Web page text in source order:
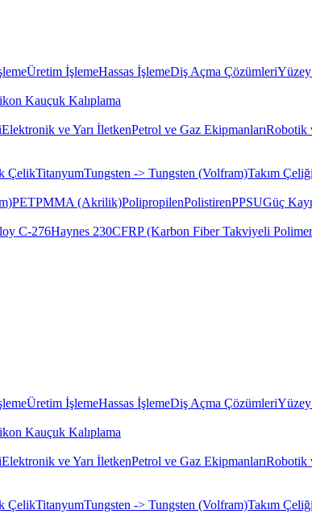
Üretim İşlemeHassas İşlemeDiş Açma Çözümleri
Kauçuk Kalıplama
Elektronik ve Yarı İletkenPetrol ve Gaz EkipmanlarıRobotik
ÇelikTitanyumTungsten -> Tungsten (Volfram)Takım Çeliği
PETPMMA (Akrilik)PolipropilenPolistirenPPSUGüç
C-276Haynes 230CFRP (Karbon Fiber Takviyeli
Üretim İşlemeHassas İşlemeDiş Açma Çözümleri
Kauçuk Kalıplama
Elektronik ve Yarı İletkenPetrol ve Gaz EkipmanlarıRobotik
ÇelikTitanyumTungsten -> Tungsten (Volfram)Takım Çeliği